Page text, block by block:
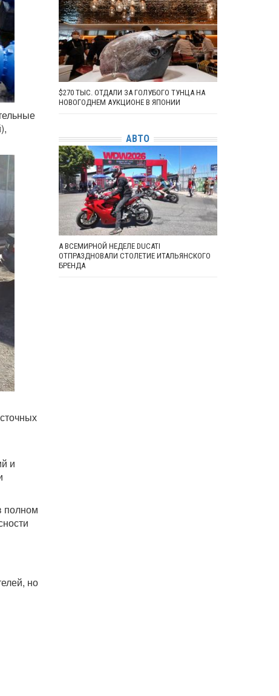
и
полном
но
$270 ТЫС. ОТДАЛИ ЗА ГОЛУБОГО ТУНЦА НА
НОВОГОДНЕМ АУКЦИОНЕ В ЯПОНИИ
АВТО
А ВСЕМИРНОЙ НЕДЕЛЕ DUCATI
ОТПРАЗДНОВАЛИ СТОЛЕТИЕ ИТАЛЬЯНСКОГО
БРЕНДА